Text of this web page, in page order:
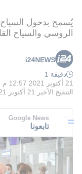
الروسي والسياح
i24NEWS
دقيقة 1
21 أكتوبر 2021 12:57 م
التنقيح الأخير
21 أكتوبر 2021 01:19 م
Google News
تابعونا